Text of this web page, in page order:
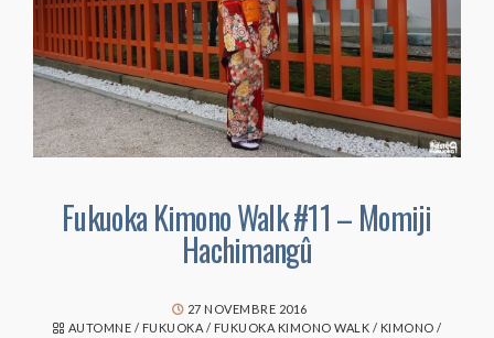
Fukuoka Kimono Walk #11 – Momiji
Hachimangû
27 NOVEMBRE 2016
AUTOMNE / FUKUOKA / FUKUOKA KIMONO WALK / KIMONO /